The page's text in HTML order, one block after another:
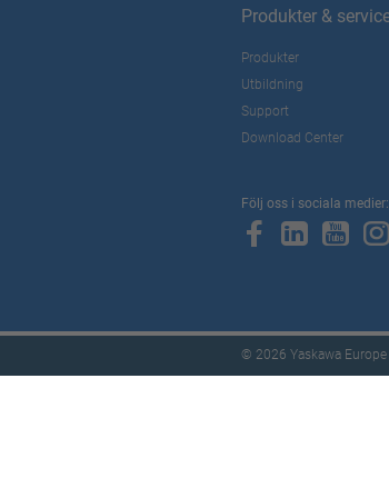
Produkter &
Produkter
Utbildning
Support
Download Center
Följ oss i sociala medier:
© 2026 Yaskawa Europe